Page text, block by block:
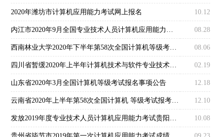
2020年潍坊市计算机应用能力考试网上报名 10.12
内江市2020年9月全国专业技术人员计算机应用能力考试工作通知 08.28
西南林业大学2020年下半年第58次全国计算机等级考试报考通知 08.06
四川省暂缓2020年上半年计算机技术与软件专业技术资格（水平）考试报名通告 02.19
山东省2020年3月全国计算机等级考试报名事项公告 12.18
云南省2020年上半年第58次全国计算机 等级考试报考简章 12.10
发放2019年度专业技术人员计算机应用能力考试贵阳市考区考试合格证书的通知 10.08